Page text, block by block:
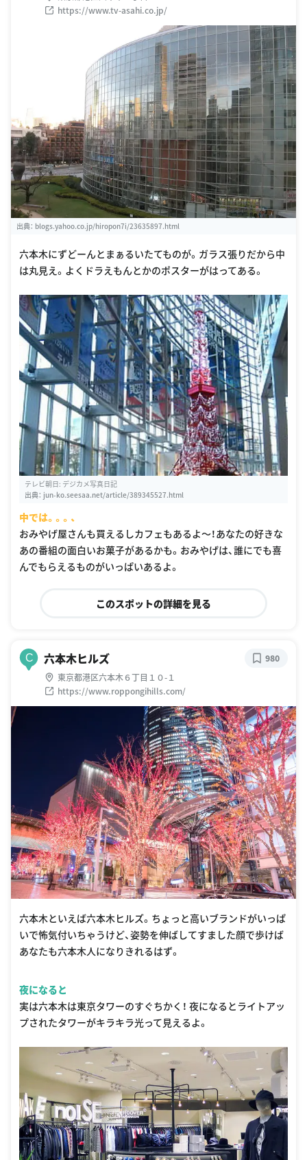
https://www.tv-asahi.co.jp/
出典： blogs.yahoo.co.jp/hiropon7i/23635897.html
六本木にずどーんとまぁるいたてものが。ガラス張りだから中
は丸見え。よくドラえもんとかのポスターがはってある。
テレビ朝日: デジカメ写真日記
出典： jun-ko.seesaa.net/article/389345527.html
中では。。。、
おみやげ屋さんも買えるしカフェもあるよ〜！あなたの好きな
あの番組の面白いお菓子があるかも。おみやげは、誰にでも喜
んでもらえるものがいっぱいあるよ。
このスポットの詳細を見る
C 六本木ヒルズ
東京都港区六本木６丁目１０-１
https://www.roppongihills.com/
980
六本木といえば六本木ヒルズ。ちょっと高いブランドがいっぱ
いで怖気付いちゃうけど、姿勢を伸ばしてすました顔で歩けば
あなたも六本木人になりきれるはず。
夜になると
実は六本木は東京タワーのすぐちかく！ 夜になるとライトアッ
プされたタワーがキラキラ光って見えるよ。